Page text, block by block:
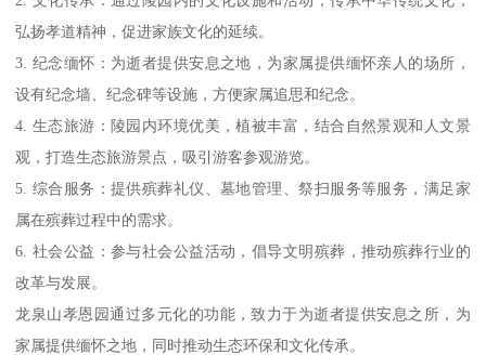
弘扬孝道精神，促进家族文化的延续。
3. 纪念缅怀：为逝者提供安息之地，为家属提供缅怀亲人的场所，
设有纪念墙、纪念碑等设施，方便家属追思和纪念。
4. 生态旅游：陵园内环境优美，植被丰富，结合自然景观和人文景
观，打造生态旅游景点，吸引游客参观游览。
5. 综合服务：提供殡葬礼仪、墓地管理、祭扫服务等服务，满足家
属在殡葬过程中的需求。
6. 社会公益：参与社会公益活动，倡导文明殡葬，推动殡葬行业的
改革与发展。
龙泉山孝恩园通过多元化的功能，致力于为逝者提供安息之所，为
家属提供缅怀之地，同时推动生态环保和文化传承。